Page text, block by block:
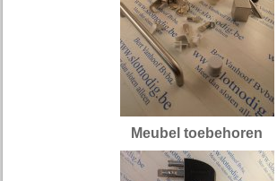
Meubel toebehoren